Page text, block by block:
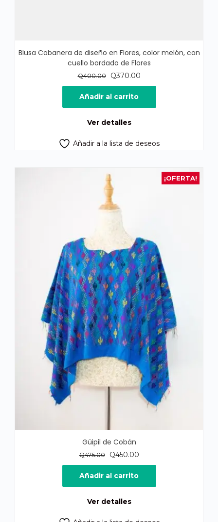
Blusa Cobanera de diseño en Flores, color melón, con
cuello bordado de Flores
Q400.00
El
precio
original
era:
Q370.00El
precio
es:
Añadir al carrito
Ver detalles
Añadir a la lista de deseos
¡OFERTA!
Güipil de Cobán
Q475.00
El
precio
original
era:
Q450.00El
precio
actual
es:
Añadir al carrito
Ver detalles